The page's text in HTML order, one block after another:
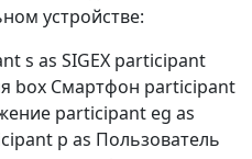
устройстве:
s as SIGEX participant
box Смартфон participant
participant eg as
p as Пользователь